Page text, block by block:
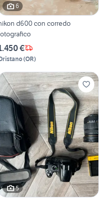
6
d600 con corredo
€
(OR)
5